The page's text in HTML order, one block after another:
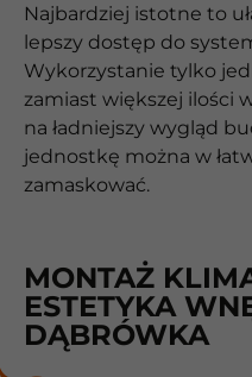
Najbardziej istotne to
lepszy dostęp do
Wykorzystanie tylko
zamiast większej ilości
na ładniejszy wygląd
jednostkę można w
zamaskować.
MONTAŻ
ESTETYKA
DĄBRÓWKA